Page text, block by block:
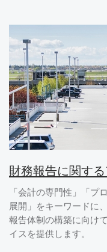
財務報告に関す
「会計の専門性」「プ
展開」をキーワードに
報告体制の構築に向け
イスを提供します。